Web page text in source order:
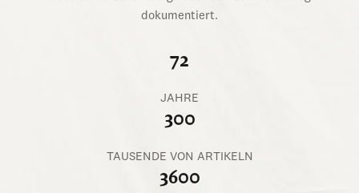
dokumentiert.
72
JAHRE
300
TAUSENDE VON ARTIKELN
3600